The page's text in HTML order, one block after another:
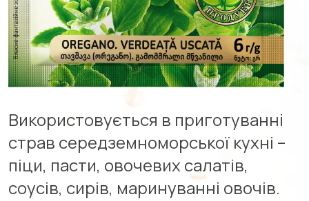
Використовується в приготуванні
страв середземноморської кухні –
піци, пасти, овочевих салатів,
соусів, сирів, маринуванні овочів.